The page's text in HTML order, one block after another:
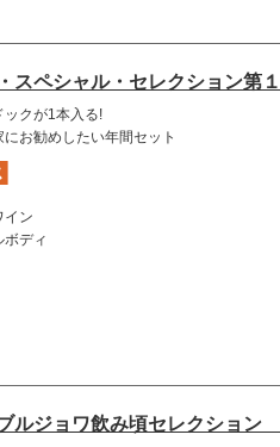
スペシャル・セレクション第
ックが1本入る!
にお勧めしたい年間セット
イン
ディ
ルジョワ飲み頃セレクショ